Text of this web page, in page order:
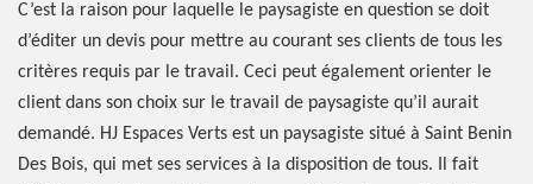
C’est la raison pour laquelle le paysagiste en question se doit
d’éditer un devis pour mettre au courant ses clients de tous les
critères requis par le travail. Ceci peut également orienter le
client dans son choix sur le travail de paysagiste qu’il aurait
demandé. HJ Espaces Verts est un paysagiste situé à Saint Benin
Des Bois, qui met ses services à la disposition de tous. Il fait